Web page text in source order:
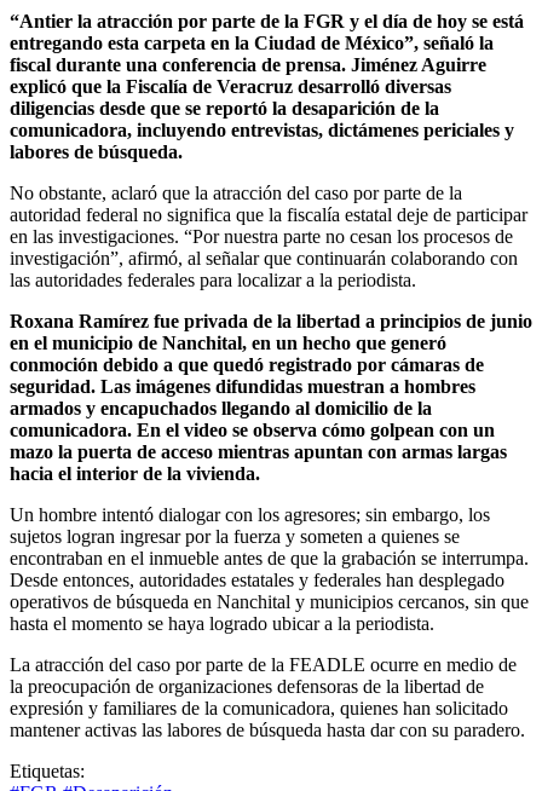
“Antier la atracción por parte de la FGR y el día de hoy se está
entregando esta carpeta en la Ciudad de México”, señaló la
fiscal durante una conferencia de prensa. Jiménez Aguirre
explicó que la Fiscalía de Veracruz desarrolló diversas
diligencias desde que se reportó la desaparición de la
comunicadora, incluyendo entrevistas, dictámenes periciales y
labores de búsqueda.
No obstante, aclaró que la atracción del caso por parte de la
autoridad federal no significa que la fiscalía estatal deje de participar
en las investigaciones. “Por nuestra parte no cesan los procesos de
investigación”, afirmó, al señalar que continuarán colaborando con
las autoridades federales para localizar a la periodista.
Roxana Ramírez fue privada de la libertad a principios de junio
en el municipio de Nanchital, en un hecho que generó
conmoción debido a que quedó registrado por cámaras de
seguridad. Las imágenes difundidas muestran a hombres
armados y encapuchados llegando al domicilio de la
comunicadora. En el video se observa cómo golpean con un
mazo la puerta de acceso mientras apuntan con armas largas
hacia el interior de la vivienda.
Un hombre intentó dialogar con los agresores; sin embargo, los
sujetos logran ingresar por la fuerza y someten a quienes se
encontraban en el inmueble antes de que la grabación se interrumpa.
Desde entonces, autoridades estatales y federales han desplegado
operativos de búsqueda en Nanchital y municipios cercanos, sin que
hasta el momento se haya logrado ubicar a la periodista.
La atracción del caso por parte de la FEADLE ocurre en medio de
la preocupación de organizaciones defensoras de la libertad de
expresión y familiares de la comunicadora, quienes han solicitado
mantener activas las labores de búsqueda hasta dar con su paradero.
Etiquetas: